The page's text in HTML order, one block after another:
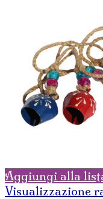
Aggiungi alla
Visualizzazione